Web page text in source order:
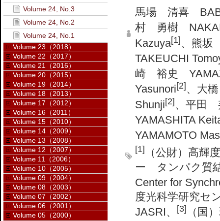
馬場 清喜
村 勇樹
Kazuya[1]、熊坂
TAKEUCHI
崎 裕史
Yasunori[2] 、大
Shunji[2]、平田
YAMASHITA
YAMAMOTO
[1]
（公財）高
ー タンパク質
Center for
度光科学研究
JASRI、
[3]
（国
Volume 24, No.3
Volume 24, No.2
Volume 24, No.1
Volume 23（2018）
Volume 22（2017）
Volume 21（2016）
Volume 20（2015）
Volume 19（2014）
Volume 18（2013）
Volume 17（2012）
Volume 16（2011）
Volume 15（2010）
Volume 14（2009）
Volume 13（2008）
Volume 12（2007）
Volume 11（2006）
Volume 10（2005）
Volume 09（2004）
Volume 08（2003）
Volume 07（2002）
Volume 06（2001）
Volume 05（2000）